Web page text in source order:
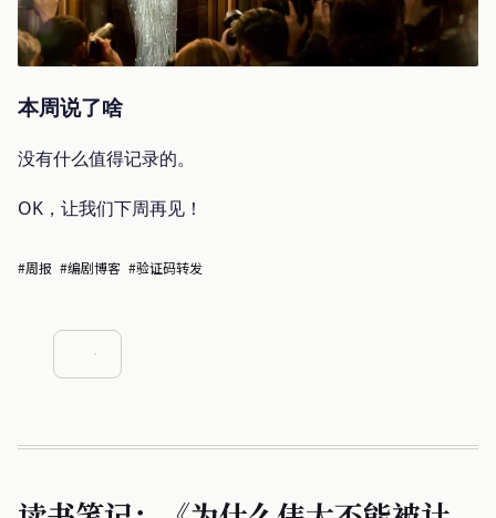
本周说了啥
没有什么值得记录的。
OK，让我们下周再见！
#周报 #编剧博客 #验证码转发